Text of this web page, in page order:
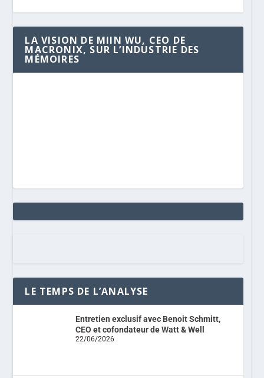
LA VISION DE MIIN WU, CEO DE
MACRONIX, SUR L’INDUSTRIE DES
MÉMOIRES
LE TEMPS DE L’ANALYSE
Entretien exclusif avec Benoit Schmitt,
CEO et cofondateur de Watt & Well
22/06/2026